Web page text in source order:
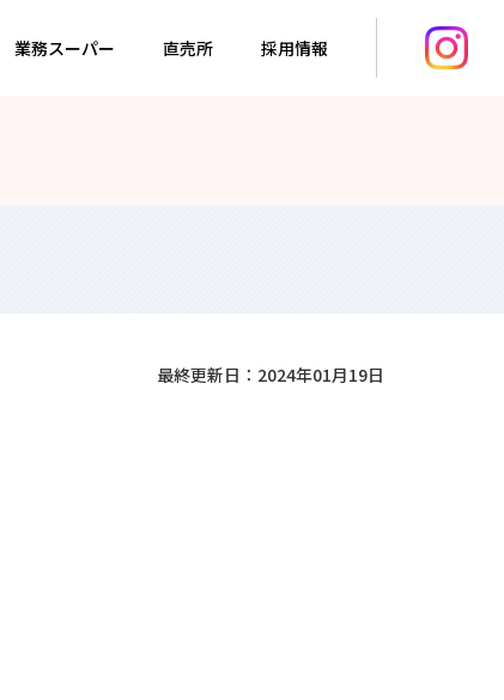
業務スーパー 直売所 採用情報
最終更新日：2024年01月19日